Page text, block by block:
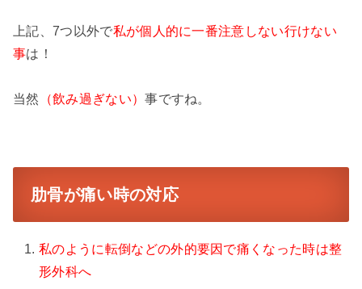
上記、7つ以外で私が個人的に一番注意しない行けない
事は！
当然 （飲み過ぎない）事ですね。
肋骨が痛い時の対応
私のように転倒などの外的要因で痛くなった時は整
形外科へ